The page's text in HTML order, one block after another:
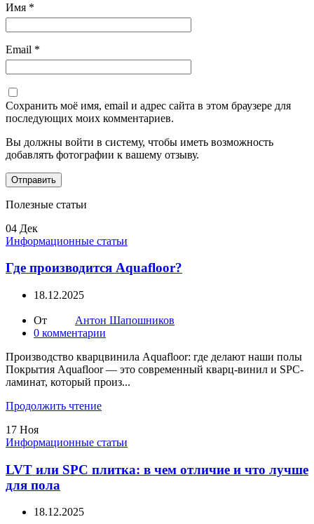
Имя *
Email *
Сохранить моё имя, email и адрес сайта в этом браузере для
последующих моих комментариев.
Вы должны войти в систему, чтобы иметь возможность
добавлять фотографии к вашему отзыву.
Полезные статьи
04 Дек
Информационные статьи
Где производится Aquafloor?
18.12.2025
От
Антон Шапошников
0 комментарии
Производство кварцвинила Aquafloor: где делают наши полы
Покрытия Aquafloor — это современный кварц-винил и SPC-
ламинат, который произ...
Продолжить чтение
17 Ноя
Информационные статьи
LVT или SPC плитка: в чем отличие и что лучше
для пола
18.12.2025